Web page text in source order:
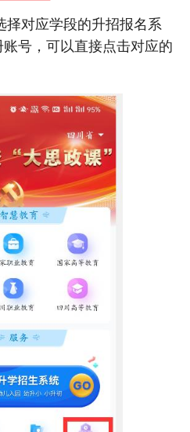
择对应学段的升招报名系
号，可以直接点击对应的